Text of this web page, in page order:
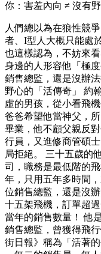
你：害羞內向 ≠ 沒有
人們總以為在狼性競
者、I型人大概只能處
也這樣認為，不妨來
身邊的人形容他「極
銷售總監，還是沒辦
野心的「活傳奇」 約
虛的男孩，從小看飛
爸爸希望他當神父，
畢業，他不顧父親反
行員，又進修商管碩
局拒絕。 三十五歲的
司，職務是最低階的
年，只用五年多時間
位銷售總監，還是沒
十五架飛機，訂單超
當年的銷售數量！ 他
銷售總監，曾獲得飛
街日報》稱為「活著